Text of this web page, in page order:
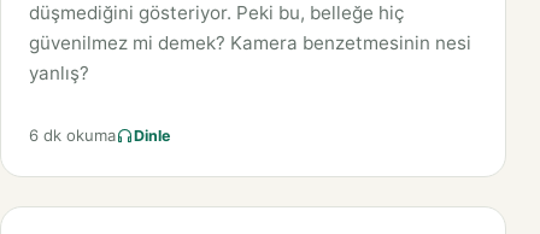
düşmediğini gösteriyor. Peki bu, belleğe hiç
güvenilmez mi demek? Kamera benzetmesinin nesi
yanlış?
6 dk okuma Dinle